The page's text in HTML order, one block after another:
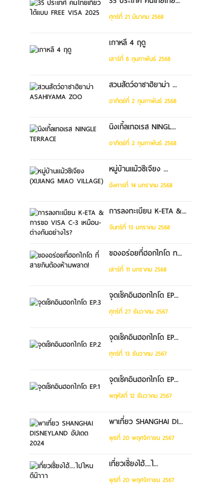
ศุกร์ที่ 21 มีนาคม 2568
เกาหลี 4 ฤดู
เสาร์ที่ 8 กุมภาพันธ์ 2568
สวนสัตว์อาซาฮิยาม่า ...
อาทิตย์ที่ 2 กุมภาพันธ์ 2568
นิงเกิ้ลเทอเรส NINGL...
อาทิตย์ที่ 2 กุมภาพันธ์ 2568
หมู่บ้านแม้วซีเจียง ...
อังคารที่ 14 มกราคม 2568
การลงทะเบียน K-ETA &...
จันทร์ที่ 13 มกราคม 2568
ของอร่อยที่ฮอกไกโด ท...
เสาร์ที่ 11 มกราคม 2568
จุดเช็คอินฮอกไกโด EP...
ศุกร์ที่ 27 ธันวาคม 2567
จุดเช็คอินฮอกไกโด EP...
ศุกร์ที่ 13 ธันวาคม 2567
จุดเช็คอินฮอกไกโด EP...
พฤหัสที่ 12 ธันวาคม 2567
พาเที่ยว SHANGHAI DI...
พุธที่ 20 พฤศจิกายน 2567
เที่ยวเซี่ยงไฮ้....ไ...
พุธที่ 20 พฤศจิกายน 2567